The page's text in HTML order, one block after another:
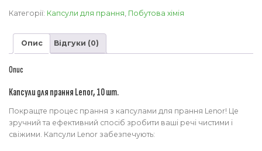
Категорії: Капсули для прання Побутова хімія
Опис Відгуки (0)
Опис
Капсули для прання Lenor, 10 шт.
Покращте процес прання з капсулами для прання Lenor! Це
зручний та ефективний спосіб зробити ваші речі чистими і
свіжими. Капсули Lenor забезпечують: